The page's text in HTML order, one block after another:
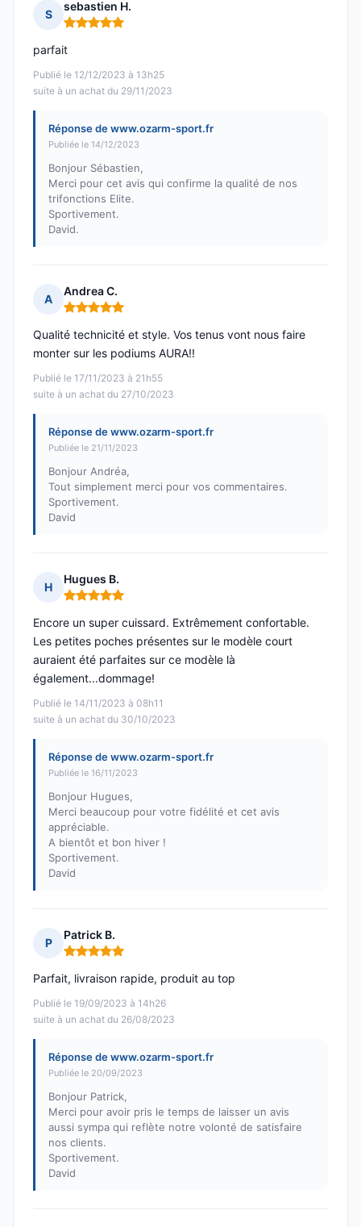
S
sebastien H.
Note : 5 sur 5
Publié le 12/12/2023 à 13h25
suite à un achat du 29/11/2023
parfait
Réponse de www.ozarm-sport.fr
Publiée le 14/12/2023
Bonjour Sébastien,
Merci pour cet avis qui confirme la qualité de nos
trifonctions Elite.
Sportivement.
David.
A
Andrea C.
Note : 5 sur 5
Publié le 17/11/2023 à 21h55
suite à un achat du 27/10/2023
Qualité technicité et style. Vos tenus vont nous faire
monter sur les podiums AURA!!
Réponse de www.ozarm-sport.fr
Publiée le 21/11/2023
Bonjour Andréa,
Tout simplement merci pour vos commentaires.
Sportivement.
David
H
Hugues B.
Note : 5 sur 5
Publié le 14/11/2023 à 08h11
suite à un achat du 30/10/2023
Encore un super cuissard. Extrêmement confortable.
Les petites poches présentes sur le modèle court
auraient été parfaites sur ce modèle là
également...dommage!
Réponse de www.ozarm-sport.fr
Publiée le 16/11/2023
Bonjour Hugues,
Merci beaucoup pour votre fidélité et cet avis
appréciable.
A bientôt et bon hiver !
Sportivement.
David
P
Patrick B.
Note : 5 sur 5
Publié le 19/09/2023 à 14h26
suite à un achat du 26/08/2023
Parfait, livraison rapide, produit au top
Réponse de www.ozarm-sport.fr
Publiée le 20/09/2023
Bonjour Patrick,
Merci pour avoir pris le temps de laisser un avis
aussi sympa qui reflète notre volonté de satisfaire
nos clients.
Sportivement.
David